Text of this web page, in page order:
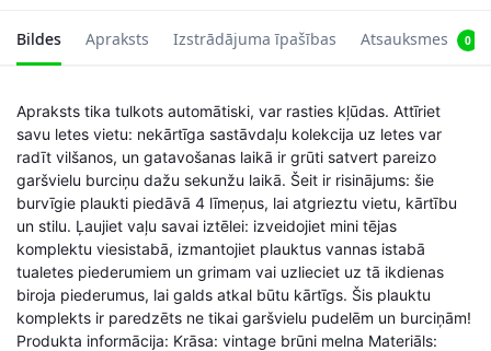
Bildes Apraksts Izstrādājuma īpašības Atsauksmes 0
Apraksts tika tulkots automātiski, var rasties kļūdas. Attīriet
savu letes vietu: nekārtīga sastāvdaļu kolekcija uz letes var
radīt vilšanos, un gatavošanas laikā ir grūti satvert pareizo
garšvielu burciņu dažu sekunžu laikā. Šeit ir risinājums: šie
burvīgie plaukti piedāvā 4 līmeņus, lai atgrieztu vietu, kārtību
un stilu. Ļaujiet vaļu savai iztēlei: izveidojiet mini tējas
komplektu viesistabā, izmantojiet plauktus vannas istabā
tualetes piederumiem un grimam vai uzlieciet uz tā ikdienas
biroja piederumus, lai galds atkal būtu kārtīgs. Šis plauktu
komplekts ir paredzēts ne tikai garšvielu pudelēm un burciņām!
Produkta informācija: Krāsa: vintage brūni melna Materiāls: